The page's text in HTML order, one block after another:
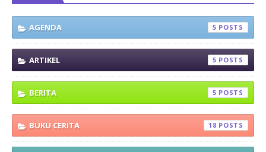
AGENDA 5
ARTIKEL 5
BERITA 5
BUKU CERITA 18